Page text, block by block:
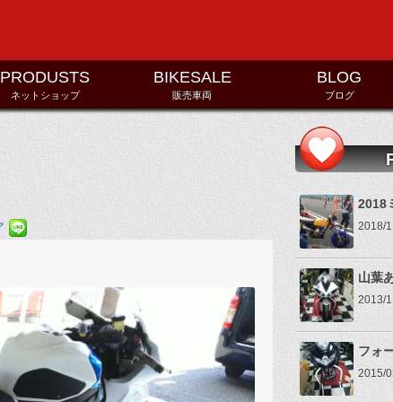
PRODUSTS
ネットショップ
BIKESALE
販売車両
BLOG
ブログ
2018
2018/
山葉
2013/
フォ
2015/